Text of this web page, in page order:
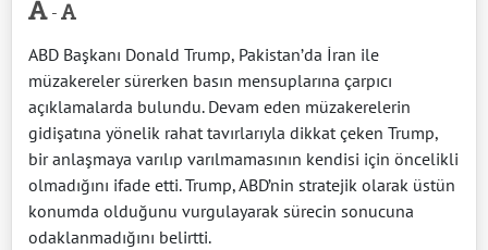
-
ABD Başkanı Donald Trump, Pakistan’da İran ile
müzakereler sürerken basın mensuplarına çarpıcı
açıklamalarda bulundu. Devam eden müzakerelerin
gidişatına yönelik rahat tavırlarıyla dikkat çeken Trump,
bir anlaşmaya varılıp varılmamasının kendisi için öncelikli
olmadığını ifade etti. Trump, ABD’nin stratejik olarak üstün
konumda olduğunu vurgulayarak sürecin sonucuna
odaklanmadığını belirtti.